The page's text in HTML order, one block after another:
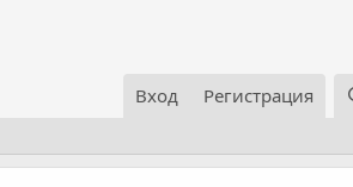
Вход Регистрация